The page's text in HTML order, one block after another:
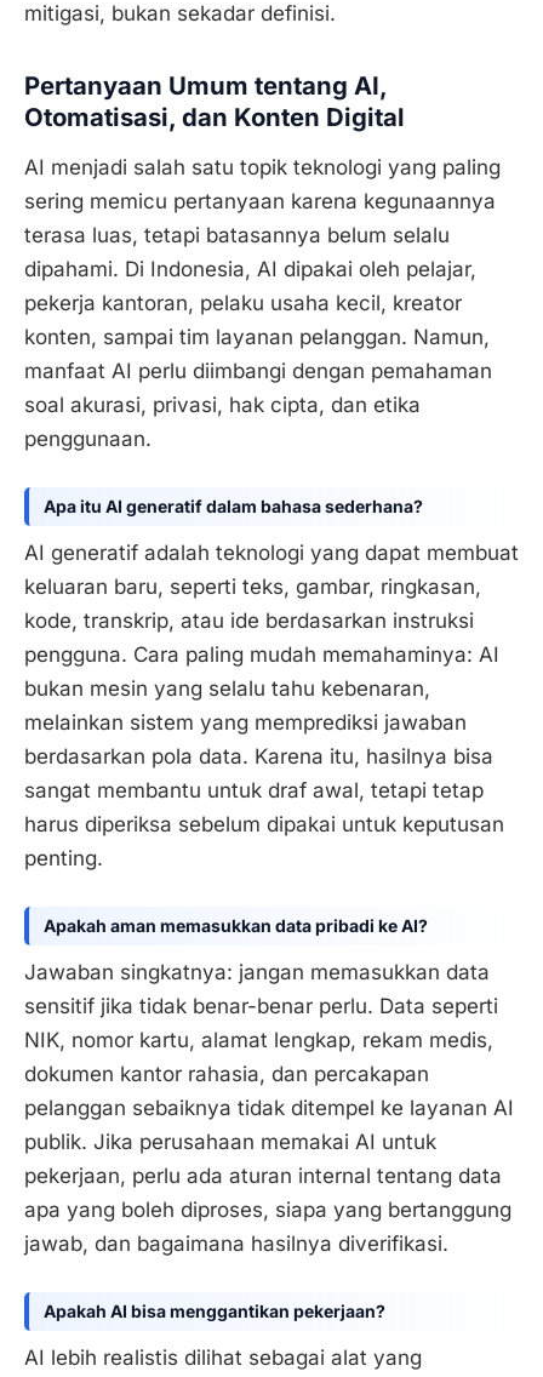
mitigasi, bukan sekadar definisi.
Pertanyaan Umum tentang AI,
Otomatisasi, dan Konten Digital
AI menjadi salah satu topik teknologi yang paling
sering memicu pertanyaan karena kegunaannya
terasa luas, tetapi batasannya belum selalu
dipahami. Di Indonesia, AI dipakai oleh pelajar,
pekerja kantoran, pelaku usaha kecil, kreator
konten, sampai tim layanan pelanggan. Namun,
manfaat AI perlu diimbangi dengan pemahaman
soal akurasi, privasi, hak cipta, dan etika
penggunaan.
Apa itu AI generatif dalam bahasa sederhana?
AI generatif adalah teknologi yang dapat membuat
keluaran baru, seperti teks, gambar, ringkasan,
kode, transkrip, atau ide berdasarkan instruksi
pengguna. Cara paling mudah memahaminya: AI
bukan mesin yang selalu tahu kebenaran,
melainkan sistem yang memprediksi jawaban
berdasarkan pola data. Karena itu, hasilnya bisa
sangat membantu untuk draf awal, tetapi tetap
harus diperiksa sebelum dipakai untuk keputusan
penting.
Apakah aman memasukkan data pribadi ke AI?
Jawaban singkatnya: jangan memasukkan data
sensitif jika tidak benar-benar perlu. Data seperti
NIK, nomor kartu, alamat lengkap, rekam medis,
dokumen kantor rahasia, dan percakapan
pelanggan sebaiknya tidak ditempel ke layanan AI
publik. Jika perusahaan memakai AI untuk
pekerjaan, perlu ada aturan internal tentang data
apa yang boleh diproses, siapa yang bertanggung
jawab, dan bagaimana hasilnya diverifikasi.
Apakah AI bisa menggantikan pekerjaan?
AI lebih realistis dilihat sebagai alat yang